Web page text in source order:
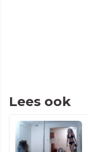
Lees ook